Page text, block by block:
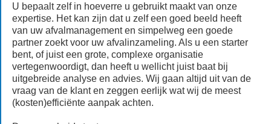
U bepaalt zelf in hoeverre u gebruikt maakt van onze
expertise. Het kan zijn dat u zelf een goed beeld heeft
van uw afvalmanagement en simpelweg een goede
partner zoekt voor uw afvalinzameling. Als u een starter
bent, of juist een grote, complexe organisatie
vertegenwoordigt, dan heeft u wellicht juist baat bij
uitgebreide analyse en advies. Wij gaan altijd uit van de
vraag van de klant en zeggen eerlijk wat wij de meest
(kosten)efficiënte aanpak achten.